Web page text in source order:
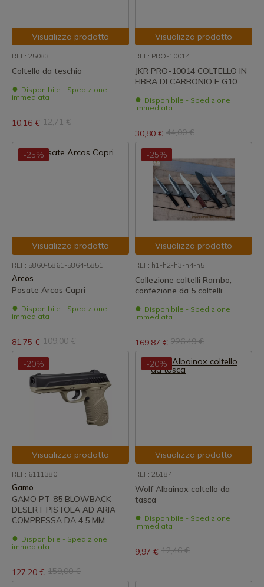
Visualizza prodotto
REF: 25083
Coltello da teschio
Disponibile - Spedizione
immediata
10,16 € 12,71 €
Visualizza prodotto
REF: PRO-10014
JKR PRO-10014 COLTELLO IN
FIBRA DI CARBONIO E G10
Disponibile - Spedizione
immediata
30,80 € 44,00 €
-25%
Visualizza prodotto
REF: 5860-5861-5864-5851
Arcos
Posate Arcos Capri
Disponibile - Spedizione
immediata
81,75 € 109,00 €
-25%
Visualizza prodotto
REF: h1-h2-h3-h4-h5
Collezione coltelli Rambo,
confezione da 5 coltelli
Disponibile - Spedizione
immediata
169,87 € 226,49 €
-20%
Visualizza prodotto
REF: 6111380
Gamo
GAMO PT-85 BLOWBACK
DESERT PISTOLA AD ARIA
COMPRESSA DA 4,5 MM
Disponibile - Spedizione
immediata
127,20 € 159,00 €
-20%
Visualizza prodotto
REF: 25184
Wolf Albainox coltello da
tasca
Disponibile - Spedizione
immediata
9,97 € 12,46 €